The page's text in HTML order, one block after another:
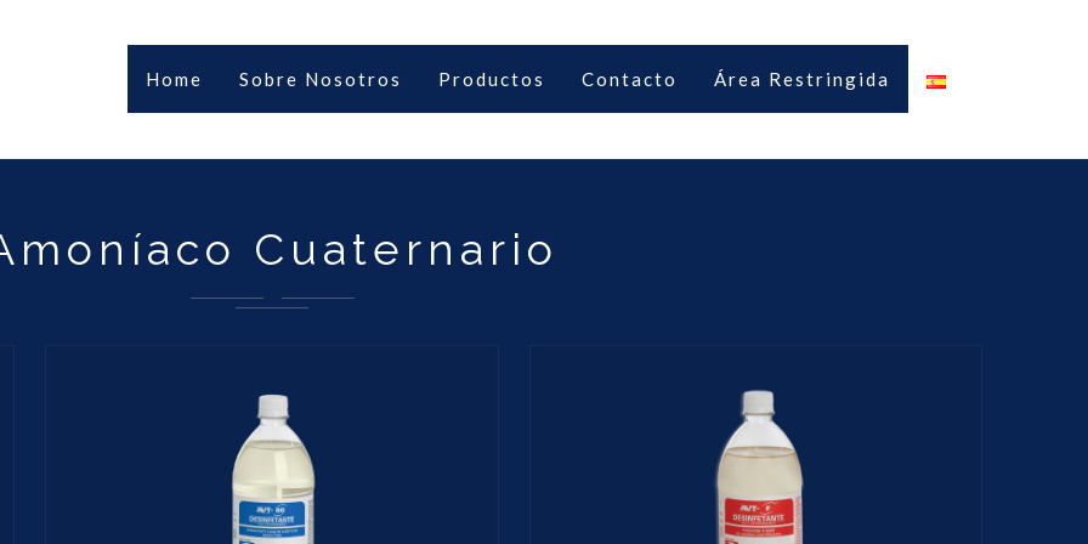
Home Sobre Nosotros Productos Contacto Área Restringida
Cuaternario